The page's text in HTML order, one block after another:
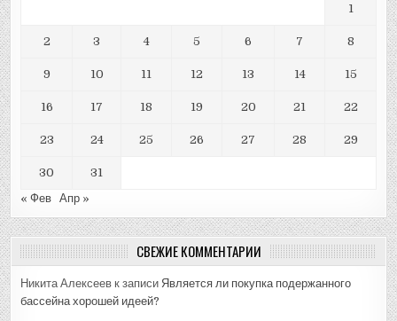
1
2 3 4 5 6 7 8
9 10 11 12 13 14 15
16 17 18 19 20 21 22
23 24 25 26 27 28 29
30
31
« Фев
Апр »
СВЕЖИЕ КОММЕНТАРИИ
Никита Алексеев к записи Является ли покупка подержанного
бассейна хорошей идеей?